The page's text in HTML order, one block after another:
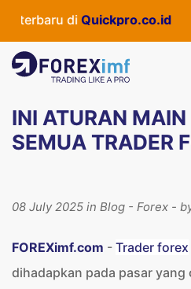
Quickpro.co.id
INI ATURAN
SEMUA TRADER
08 July 2025 in Blog - Forex -
FOREXimf.com - Trader forex
dihadapkan pada pasar yang